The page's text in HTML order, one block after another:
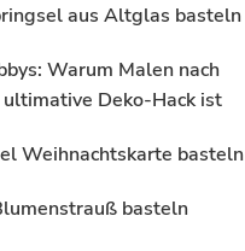
aus Altglas basteln
Warum Malen nach
Deko-Hack ist
Weihnachtskarte basteln
basteln